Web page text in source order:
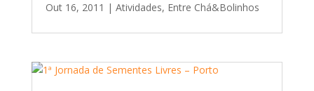
Out 16, 2011 | Atividades, Entre Chá&Bolinhos